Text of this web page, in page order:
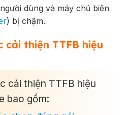
dùng và máy chủ biên
) bị chậm.
cải thiện TTFB hiệu
cải thiện TTFB hiệu
bao gồm: